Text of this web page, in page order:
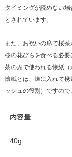
タイミングが読めない
とされています。
また、お祝いの席で桜
桜の花びらを食べる必
茶の席で使われる懐紙（
懐紙とは、懐に入れて
ッシュの役割）ですの
内容量
40g